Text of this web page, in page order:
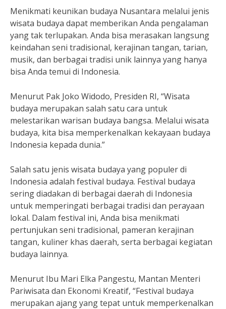
Menikmati keunikan budaya Nusantara melalui jenis
wisata budaya dapat memberikan Anda pengalaman
yang tak terlupakan. Anda bisa merasakan langsung
keindahan seni tradisional, kerajinan tangan, tarian,
musik, dan berbagai tradisi unik lainnya yang hanya
bisa Anda temui di Indonesia.
Menurut Pak Joko Widodo, Presiden RI, “Wisata
budaya merupakan salah satu cara untuk
melestarikan warisan budaya bangsa. Melalui wisata
budaya, kita bisa memperkenalkan kekayaan budaya
Indonesia kepada dunia.”
Salah satu jenis wisata budaya yang populer di
Indonesia adalah festival budaya. Festival budaya
sering diadakan di berbagai daerah di Indonesia
untuk memperingati berbagai tradisi dan perayaan
lokal. Dalam festival ini, Anda bisa menikmati
pertunjukan seni tradisional, pameran kerajinan
tangan, kuliner khas daerah, serta berbagai kegiatan
budaya lainnya.
Menurut Ibu Mari Elka Pangestu, Mantan Menteri
Pariwisata dan Ekonomi Kreatif, “Festival budaya
merupakan ajang yang tepat untuk memperkenalkan